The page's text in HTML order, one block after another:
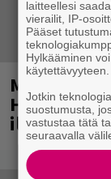
Mainio
laitteellesi
vierailit, IP-
Pääset
Hylkääminen
käytettävyyteen.
Jotkin
suostumusta,
vastustaa tätä
seuraavalla